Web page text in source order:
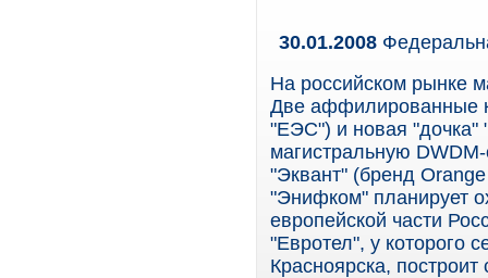
30.01.2008
На российском рынке
Две аффилированные
"ЕЭС") и новая "дочка"
магистральную
"Эквант" (бренд
"Энифком" планирует
европейской части
"Евротел", у которого
Красноярска,